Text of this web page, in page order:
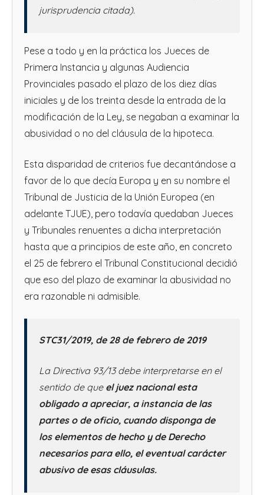
jurisprudencia citada).
Pese a todo y en la práctica los Jueces de
Primera Instancia y algunas Audiencia
Provinciales pasado el plazo de los diez días
iniciales y de los treinta desde la entrada de la
modificación de la Ley, se negaban a examinar la
abusividad o no del cláusula de la hipoteca.
Esta disparidad de criterios fue decantándose a
favor de lo que decía Europa y en su nombre el
Tribunal de Justicia de la Unión Europea (en
adelante TJUE), pero todavía quedaban Jueces
y Tribunales renuentes a dicha interpretación
hasta que a principios de este año, en concreto
el 25 de febrero el Tribunal Constitucional decidió
que eso del plazo de examinar la abusividad no
era razonable ni admisible.
STC31/2019, de 28 de febrero de 2019
La Directiva 93/13 debe interpretarse en el
sentido de que el juez nacional esta
obligado a apreciar, a instancia de las
partes o de oficio, cuando disponga de
los elementos de hecho y de Derecho
necesarios para ello, el eventual carácter
abusivo de esas cláusulas.